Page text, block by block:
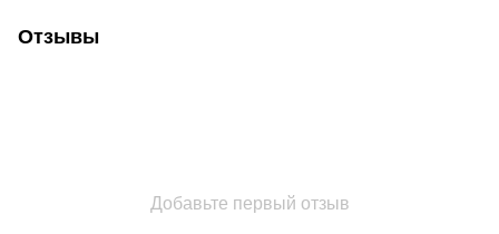
Отзывы
Добавьте первый отзыв